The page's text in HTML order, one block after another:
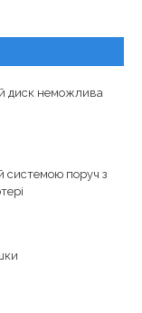
диск неможлива
системою поруч з